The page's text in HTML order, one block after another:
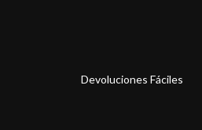
Devoluciones Fáciles